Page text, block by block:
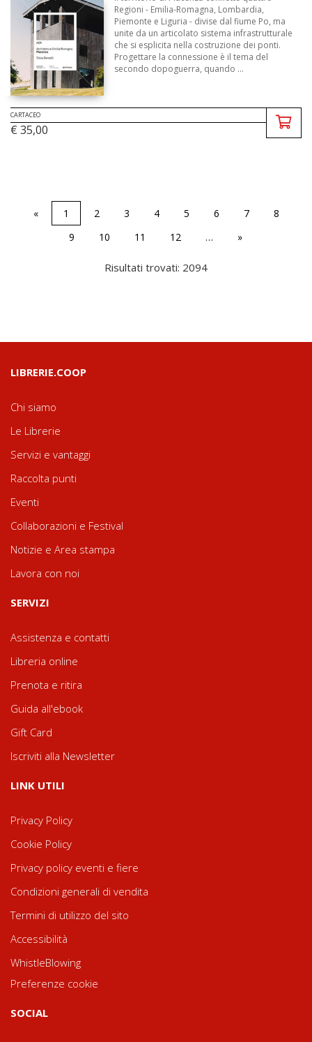
Regioni - Emilia-Romagna, Lombardia,
Piemonte e Liguria - divise dal fiume Po, ma
unite da un articolato sistema infrastrutturale
che si esplicita nella costruzione dei ponti.
Progettare la connessione è il tema del
secondo dopoguerra, quando ...
CARTACEO
€ 35,00
« 1 2 3 4 5 6 7
8
9
10 11 12 … »
Risultati trovati: 2094
LIBRERIE.COOP
Chi siamo
Le Librerie
Servizi e vantaggi
Raccolta punti
Eventi
Collaborazioni e Festival
Notizie e Area stampa
Lavora con noi
SERVIZI
Assistenza e contatti
Libreria online
Prenota e ritira
Guida all'ebook
Gift Card
Iscriviti alla Newsletter
LINK UTILI
Privacy Policy
Cookie Policy
Privacy policy eventi e fiere
Condizioni generali di vendita
Termini di utilizzo del sito
Accessibilità
WhistleBlowing
Preferenze cookie
SOCIAL